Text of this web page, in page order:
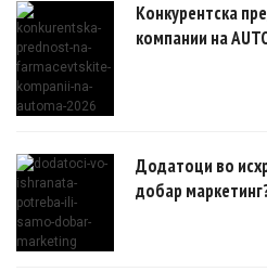
Конкурентска
компании на
Додатоци во
добар